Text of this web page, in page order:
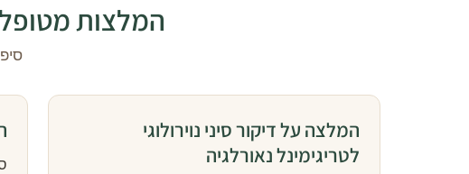
המלצות
המלצה על דיקור סיני נוירולוגי
לטריגימינל נאורלגיה